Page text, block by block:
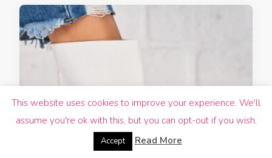
This website uses cookies to improve your experience. We'll
assume you're ok with this, but you can opt-out if you wish.
Accept Read More